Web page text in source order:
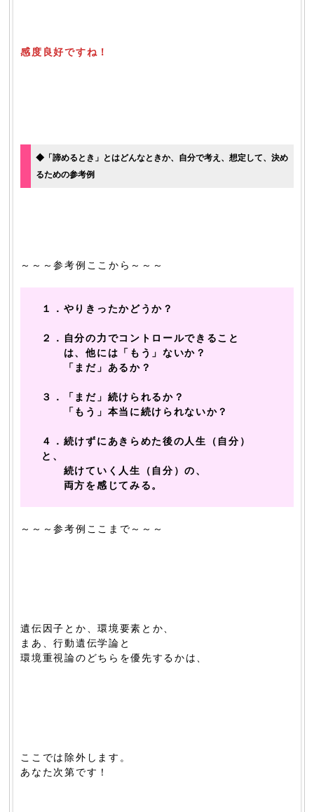
感度良好ですね！
◆「諦めるとき」とはどんなときか、自分で考え、想定して、決め
るための参考例
～～～参考例ここから～～～
１．やりきったかどうか？
２．自分の力でコントロールできること
は、他には「もう」ないか？
「まだ」あるか？
３．「まだ」続けられるか？
「もう」本当に続けられないか？
４．続けずにあきらめた後の人生（自分）
と、
続けていく人生（自分）の、
両方を感じてみる。
～～～参考例ここまで～～～
遺伝因子とか、環境要素とか、
まあ、行動遺伝学論と
環境重視論のどちらを優先するかは、
ここでは除外します。
あなた次第です！